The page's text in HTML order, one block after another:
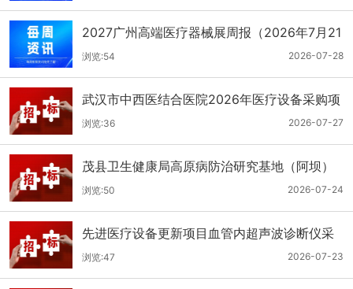
2027广州高端医疗器械展周报（2026年7月21
-27日）
2026-07-28
浏览:54
武汉市中西医结合医院2026年医疗设备采购项
目三十三公开招标公告
2026-07-27
浏览:36
茂县卫生健康局高原病防治研究基地（阿坝）
手术、急救及生命支持类医疗设备购置项目招
标公告
2026-07-24
浏览:50
先进医疗设备更新项目血管内超声波诊断仪采
购（三次）公开招标公告
2026-07-23
浏览:47